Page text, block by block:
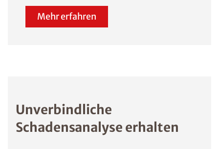
Mehr erfahren
Unverbindliche
Schadensanalyse erhalten